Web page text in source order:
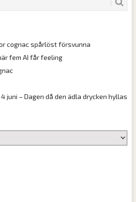
cognac spårlöst försvunna
fem AI får feeling
juni – Dagen då den ädla drycken hyllas